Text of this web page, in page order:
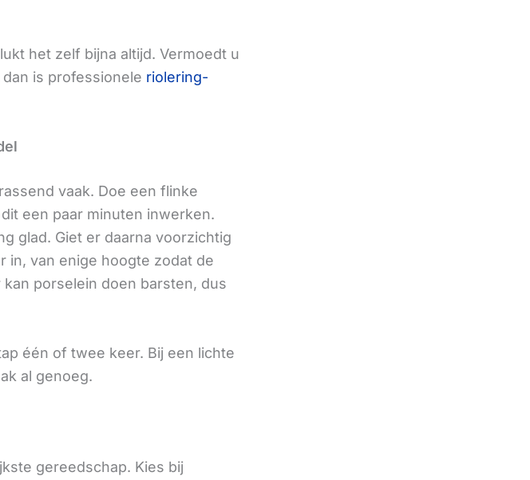
het zelf bijna altijd. Vermoedt u
is professionele riolering-
vaak. Doe een flinke
een paar minuten inwerken.
glad. Giet er daarna voorzichtig
in, van enige hoogte zodat de
porselein doen barsten, dus
één of twee keer. Bij een lichte
al genoeg.
gereedschap. Kies bij